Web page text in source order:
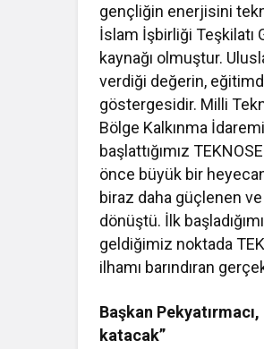
gençliğin enerjisini
İslam İşbirliği
kaynağı olmuştur.
verdiği değerin,
göstergesidir. Milli
Bölge Kalkınma
başlattığımız
önce büyük bir
biraz daha güçlenen
dönüştü. İlk
geldiğimiz noktada
ilhamı barındıran
Başkan
katacak”